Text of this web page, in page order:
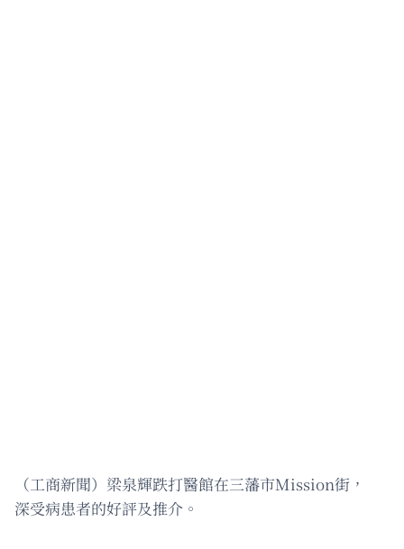
（工商新聞）梁泉輝跌打醫館在三藩市Mission街，
深受病患者的好評及推介。